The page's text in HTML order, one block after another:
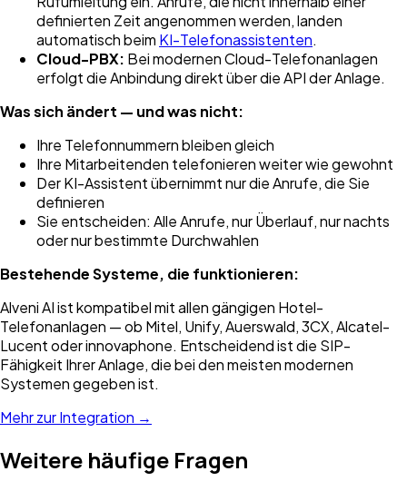
definierten Zeit angenommen werden, landen
automatisch beim KI-Telefonassistenten.
Cloud-PBX: Bei modernen Cloud-Telefonanlagen
erfolgt die Anbindung direkt über die API der Anlage.
Was sich ändert — und was nicht:
Ihre Telefonnummern bleiben gleich
Ihre Mitarbeitenden telefonieren weiter wie gewohnt
Der KI-Assistent übernimmt nur die Anrufe, die Sie
definieren
Sie entscheiden: Alle Anrufe, nur Überlauf, nur nachts
oder nur bestimmte Durchwahlen
Bestehende Systeme, die funktionieren:
Alveni AI ist kompatibel mit allen gängigen Hotel-
Telefonanlagen — ob Mitel, Unify, Auerswald, 3CX, Alcatel-
Lucent oder innovaphone. Entscheidend ist die SIP-
Fähigkeit Ihrer Anlage, die bei den meisten modernen
Systemen gegeben ist.
Mehr zur Integration →
Weitere häufige Fragen